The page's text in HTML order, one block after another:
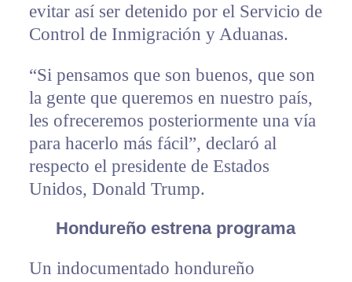
evitar así ser detenido por el Servicio de
Control de Inmigración y Aduanas.
“Si pensamos que son buenos, que son
la gente que queremos en nuestro país,
les ofreceremos posteriormente una vía
para hacerlo más fácil”, declaró al
respecto el presidente de Estados
Unidos, Donald Trump.
Hondureño estrena programa
Un indocumentado hondureño